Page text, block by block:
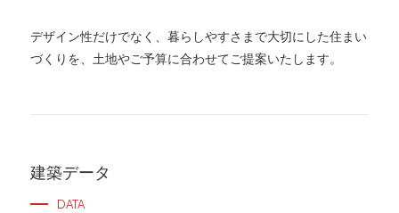
デザイン性だけでなく、暮らしやすさまで大切にした住まい
づくりを、土地やご予算に合わせてご提案いたします。
建築データ
DATA